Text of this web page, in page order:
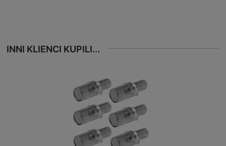
INNI KLIENCI KUPILI...